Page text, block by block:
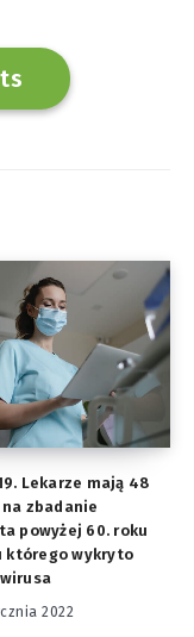
Lekarze mają 48
zbadanie
powyżej 60. roku
którego wykryto
2022